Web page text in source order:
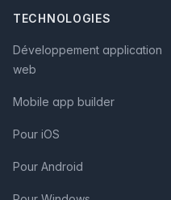
TECHNOLOGIES
Développement application
web
Mobile app builder
Pour iOS
Pour Android